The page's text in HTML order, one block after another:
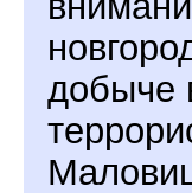
добыче